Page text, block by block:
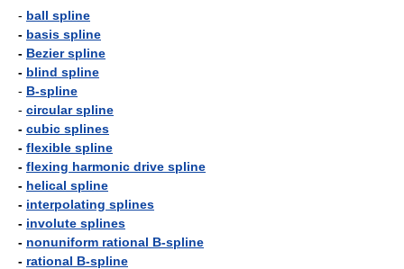
- ball spline
- basis spline
- Bezier spline
- blind spline
- B-spline
- circular spline
- cubic splines
- flexible spline
- flexing harmonic drive spline
- helical spline
- interpolating splines
- involute splines
- nonuniform rational B-spline
- rational B-spline